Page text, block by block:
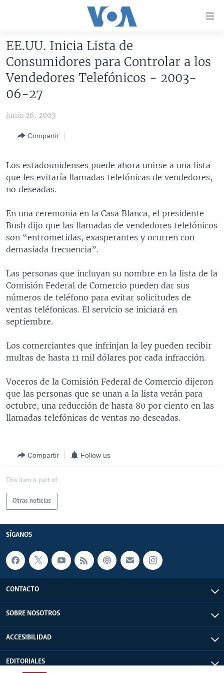
accesibilidad
contenido
principal
principal
búsqueda
AMÉRICA DEL NORTE
EEUU
MÉXICO
ELECCIONES EEUU 2024
ELECCIONES EEUU
VOA VERIFICA
COLOMBIA
CHILE
ECUADOR
VENEZUELA
BRASIL
COSTA RICA
EL SALVADOR
HONDURAS
NICARAGUA
OTRAS SECCIONES
INMIGRACIÓN
MUNDO
ECONOMÍA
ENTRETENIMIENTO Y CULTURA
DEPORTES
CIENCIA Y SALUD
ESPECIALES DE LA VOA
UCRANIA
MULTIMEDIA
VIDEOS
AUDIOS
PROGRAMAS TV
FORO INTERAMERICANO
VISIÓN 360
LAS CLAVES
PANORAMA
RADIO
AVANCE INFORMATIVO
AUDIONOTICIAS
BUENOS DÍAS AMÉRICA
ESTADOS UNIDOS AL DÍA
EL MUNDO AL DÍA [RADIO]
FORO [RADIO]
DEPORTIVO INTERNACIONAL
NOTA ECONÓMICA
DIRECT
DOCUMENTALES DE LA VOA
SÍGANOS
Idiomas
EE.UU. Inicia Lista de
Consumidores para Controlar a los
Vendedores Telefónicos - 2003-
06-27
junio 26, 2003
Compartir
Los estadounidenses puede ahora unirse a una lista
que les evitaría llamadas telefónicas de vendedores,
no deseadas.
En una ceremonia en la Casa Blanca, el presidente
Bush dijo que las llamadas de vendedores telefónicos
son “entrometidas, exasperantes y ocurren con
demasiada frecuencia”.
Las personas que incluyan su nombre en la lista de la
Comisión Federal de Comercio pueden dar sus
números de teléfono para evitar solicitudes de
ventas teléfonicas. El servicio se iniciará en
septiembre.
Los comerciantes que infrinjan la ley pueden recibir
multas de hasta 11 mil dólares por cada infracción.
Voceros de la Comisión Federal de Comercio dijeron
que las personas que se unan a la lista verán para
octubre, una reducción de hasta 80 por ciento en las
llamadas telefónicas de ventas no deseadas.
Compartir Follow us
This item is part of
Otras noticias
SÍGANOS
CONTACTO
SOBRE NOSOTROS
ACCESIBILIDAD
EDITORIALES